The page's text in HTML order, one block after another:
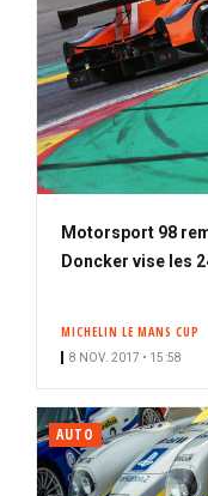
Motorsport 98
Doncker vise les
MICHELIN LE MANS CUP
8 NOV. 2017 • 15:58
AUTO